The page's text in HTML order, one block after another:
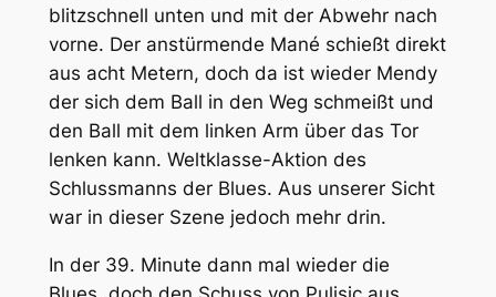
blitzschnell unten und mit der Abwehr nach
vorne. Der anstürmende Mané schießt direkt
aus acht Metern, doch da ist wieder Mendy
der sich dem Ball in den Weg schmeißt und
den Ball mit dem linken Arm über das Tor
lenken kann. Weltklasse-Aktion des
Schlussmanns der Blues. Aus unserer Sicht
war in dieser Szene jedoch mehr drin.
In der 39. Minute dann mal wieder die